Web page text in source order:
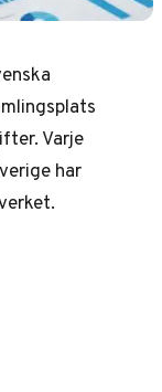
Varje
har